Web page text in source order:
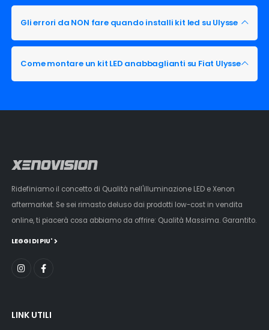
Gli errori da NON fare quando installi kit led su Ulysse
Come montare un kit LED anabbaglianti su Fiat Ulysse
Ridefiniamo il concetto di Qualità nell'illuminazione LED e Xenon
aftermarket. Se sei rimasto deluso dai prodotti low-cost in vendita
online, ti piacerà cosa abbiamo da offrire: Qualità Massima. Garantito.
LEGGI DI PIU'
LINK UTILI